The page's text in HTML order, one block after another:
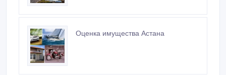
Оценка имущества Астана